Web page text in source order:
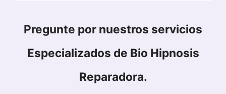
Pregunte por nuestros servicios
Especializados de Bio Hipnosis
Reparadora.